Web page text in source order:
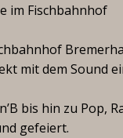
im Fischbahnhof
mit dem Sound
bis hin zu Pop,
gefeiert.